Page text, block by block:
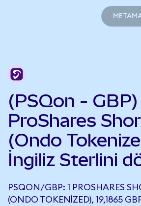
(PSQon - GBP)
ProShares
(Ondo
İngiliz Sterlini
PSQON/GBP: 1 PROSHARES
(ONDO TOKENIZED), 19,1865